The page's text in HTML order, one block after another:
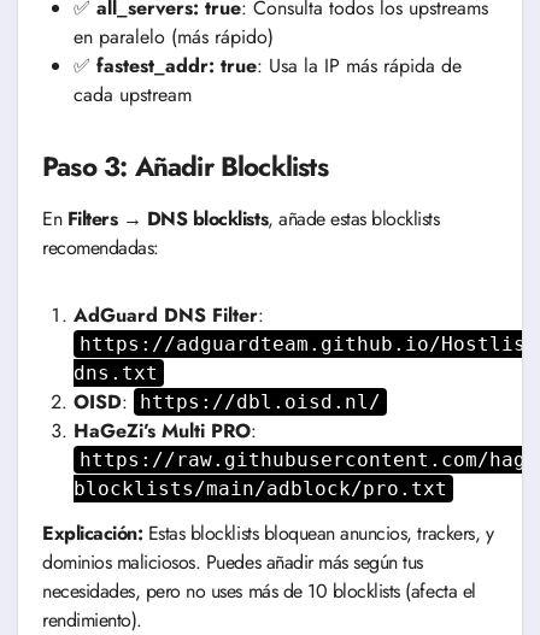
✅ all_servers: true: Consulta todos los upstreams
en paralelo (más rápido)
✅ fastest_addr: true: Usa la IP más rápida de
cada upstream
Paso 3: Añadir Blocklists
En Filters → DNS blocklists, añade estas blocklists
recomendadas:
AdGuard DNS Filter:
https://adguardteam.github.io/
dns.txt
OISD: https://dbl.oisd.nl/
HaGeZi’s Multi PRO:
https://raw.githubusercontent.com/
blocklists/main/adblock/pro.txt
Explicación: Estas blocklists bloquean anuncios, trackers, y
dominios maliciosos. Puedes añadir más según tus
necesidades, pero no uses más de 10 blocklists (afecta el
rendimiento).